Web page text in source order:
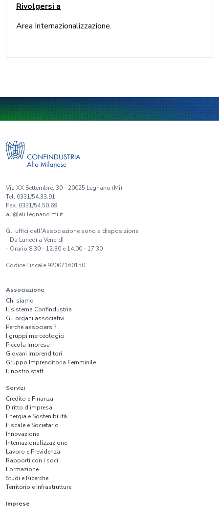
Rivolgersi a
Area Internazionalizzazione.
Via XX Settembre, 30 - 20025 Legnano (Mi)
Tel. 0331/54.33.91
Fax. 0331/54.50.69
ali@ali.legnano.mi.it
Gli uffici dell'Associazione sono a disposizione:
- Da Lunedì a Venerdì
- Orario 8:30 - 12:30 e 14:00 - 17:30
Codice Fiscale 92007160150
Associazione
Chi siamo
Il sistema Confindustria
Gli organi associativi
Perchè associarsi?
I gruppi merceologici
Piccola Impresa
Giovani Imprenditori
Gruppo Imprenditoria Femminile
Il nostro staff
Servizi
Credito e Finanza
Diritto d'impresa
Energia e Sostenibilità
Fiscale e Societario
Innovazione
Internazionalizzazione
Lavoro e Previdenza
Rapporti con i soci
Formazione
Studi e Ricerche
Territorio e Infrastrutture
Imprese